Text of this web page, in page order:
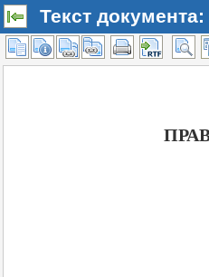
Текст документа: